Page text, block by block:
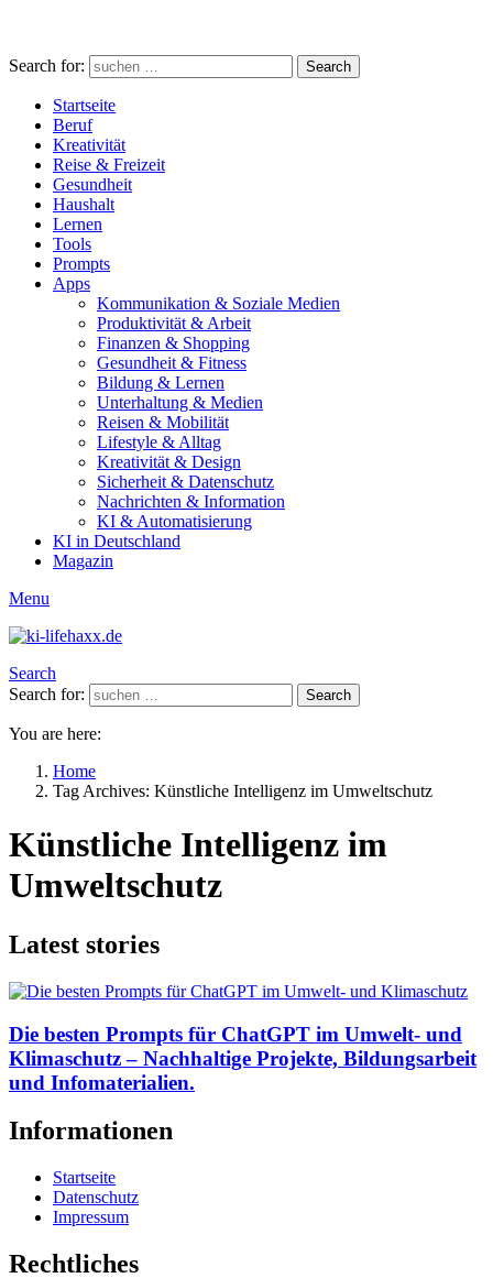
Search for: Search
Startseite
Beruf
Kreativität
Reise & Freizeit
Gesundheit
Haushalt
Lernen
Tools
Prompts
Apps
Kommunikation & Soziale Medien
Produktivität & Arbeit
Finanzen & Shopping
Gesundheit & Fitness
Bildung & Lernen
Unterhaltung & Medien
Reisen & Mobilität
Lifestyle & Alltag
Kreativität & Design
Sicherheit & Datenschutz
Nachrichten & Information
KI & Automatisierung
KI in Deutschland
Magazin
Menu
Search
Search for:
Search
You are here:
Home
Tag Archives: Künstliche Intelligenz im Umweltschutz
Künstliche Intelligenz im
Umweltschutz
Latest stories
Die besten Prompts für ChatGPT im Umwelt- und
Klimaschutz – Nachhaltige Projekte, Bildungsarbeit
und Infomaterialien.
Informationen
Startseite
Datenschutz
Impressum
Rechtliches